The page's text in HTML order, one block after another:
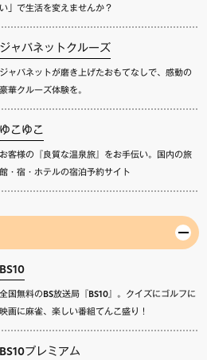
い」で生活を変えませんか？
ジャパネットクルーズ
ジャパネットが磨き上げたおもてなしで、感動の
豪華クルーズ体験を。
ゆこゆこ
お客様の『良質な温泉旅』をお手伝い。国内の旅
館・宿・ホテルの宿泊予約サイト
BS10
全国無料のBS放送局『BS10』。クイズにゴルフに
映画に麻雀、楽しい番組てんこ盛り！
BS10プレミアム